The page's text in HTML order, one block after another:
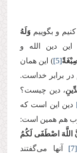
و بگوییم وَلَهُ
این دین الله و
[5]) این همان
در برابر خداست.
، دین چیست؟
دین این است که
هم همین است:
اللَّهَ اصْطَفَى لَكُمُ
[7] آنها می‌گفتند